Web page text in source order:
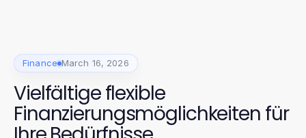
Finance March 16, 2026
Vielfältige flexible
Finanzierungsmöglichkeiten für